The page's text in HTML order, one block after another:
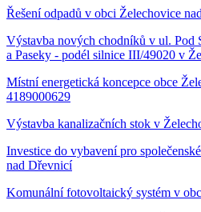
Řešení odpadů v obci Želechovice
Výstavba nových chodníků v ul. Pod
a Paseky - podél silnice III/49020 v
Místní energetická koncepce obce
4189000629
Výstavba kanalizačních stok v
Investice do vybavení pro
nad Dřevnicí
Komunální fotovoltaický systém v